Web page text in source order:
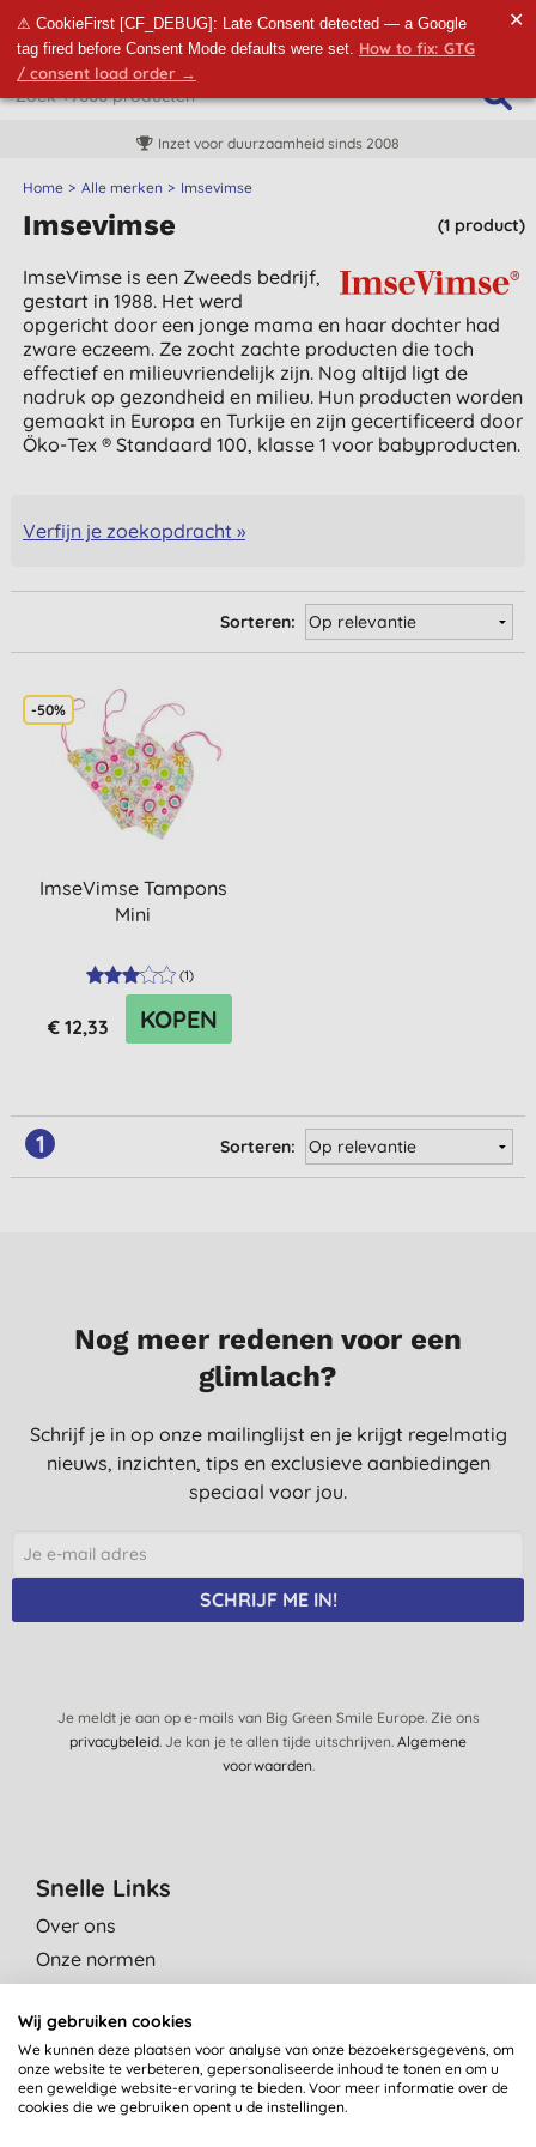
⚠ CookieFirst [CF_DEBUG]: Late Consent detected — a Google
tag fired before Consent Mode defaults were set. How to fix: GTG
/ consent load order →
✕
Inzet voor duurzaamheid sinds 2008
Home Alle merken Imsevimse
(1 product)
Imsevimse
ImseVimse is een Zweeds bedrijf,
gestart in 1988. Het werd
opgericht door een jonge mama en haar dochter had
zware eczeem. Ze zocht zachte producten die toch
effectief en milieuvriendelijk zijn. Nog altijd ligt de
nadruk op gezondheid en milieu. Hun producten worden
gemaakt in Europa en Turkije en zijn gecertificeerd door
Öko-Tex ® Standaard 100, klasse 1 voor babyproducten.
Verfijn je zoekopdracht »
Sorteren:
-50%
ImseVimse Tampons
Mini
(1)
€ 12,33 KOPEN
1 Sorteren:
Nog meer redenen voor een
glimlach?
Schrijf je in op onze mailinglijst en je krijgt regelmatig
nieuws, inzichten, tips en exclusieve aanbiedingen
speciaal voor jou.
SCHRIJF ME IN!
Je meldt je aan op e-mails van Big Green Smile Europe. Zie ons
privacybeleid. Je kan je te allen tijde uitschrijven. Algemene
voorwaarden.
Snelle Links
Over ons
Onze normen
Reviews
Vacatures
Contact
Wij gebruiken cookies
We kunnen deze plaatsen voor analyse van onze bezoekersgegevens, om
onze website te verbeteren, gepersonaliseerde inhoud te tonen en om u
een geweldige website-ervaring te bieden. Voor meer informatie over de
cookies die we gebruiken opent u de instellingen.